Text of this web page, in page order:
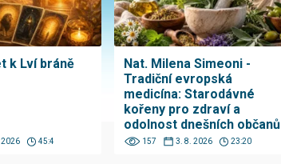
k Lví bráně
2026 45:4
Nat. Milena Simeoni -
Tradiční evropská
medicína: Starodávné
kořeny pro zdraví a
odolnost dnešních občanů
157 3. 8. 2026 23:20